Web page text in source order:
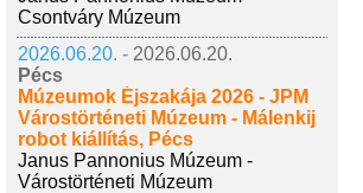
Csontváry Múzeum
2026.06.20. - 2026.06.20.
Pécs
Múzeumok Éjszakája 2026 - JPM
Várostörténeti Múzeum - Málenkij
robot kiállítás, Pécs
Janus Pannonius Múzeum -
Várostörténeti Múzeum